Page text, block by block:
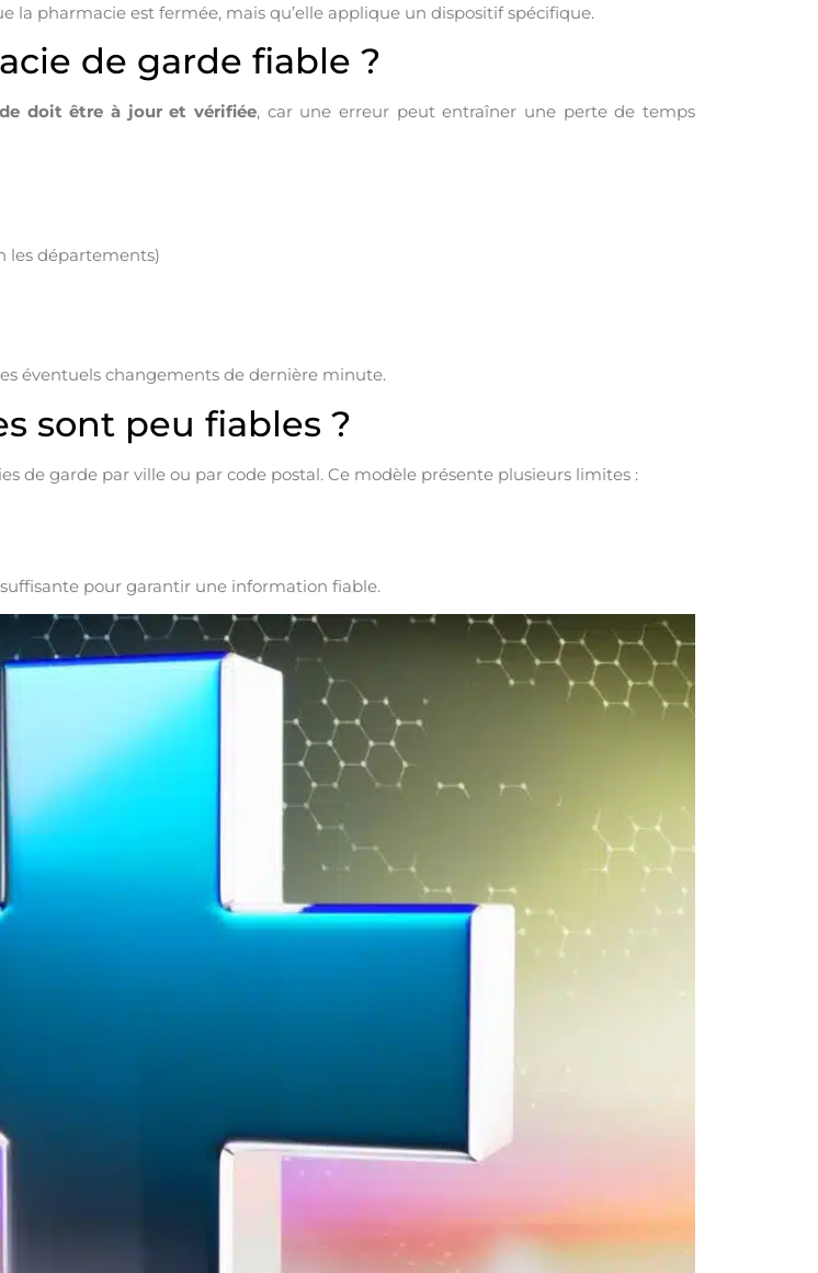
pharmacie est fermée, mais qu’elle applique un dispositif spécifique.
de garde fiable ?
doit être à jour et vérifiée, car une erreur peut entraîner une perte de temps
les départements)
éventuels changements de dernière minute.
sont peu fiables ?
de garde par ville ou par code postal. Ce modèle présente plusieurs limites :
pour garantir une information fiable.